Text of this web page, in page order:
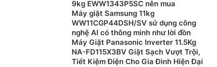
9kg EWW1343P5SC nên mua
Máy giặt Samsung 11kg
WW11CGP44DSH/SV sử dụng công
nghệ AI có thông minh như lời đồn
Máy Giặt Panasonic Inverter 11.5Kg
NA-FD115X3BV Giặt Sạch Vượt Trội,
Tiết Kiệm Điện Cho Gia Đình Hiện Đại